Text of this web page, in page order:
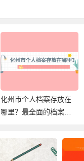
化州市个人档案存放在
哪里？最全面的档案存